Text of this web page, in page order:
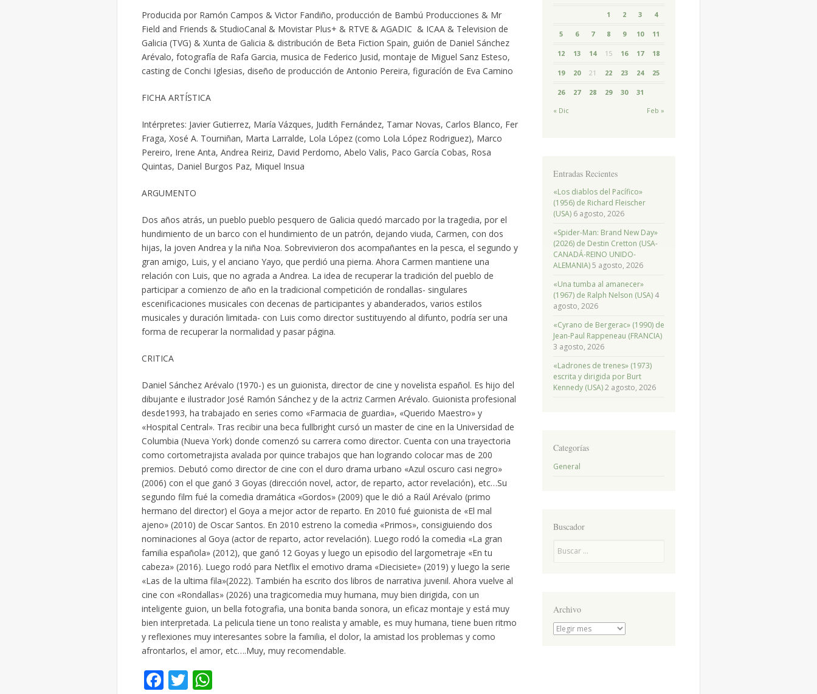
Producida por Ramón Campos & Victor Fandiño, producción de Bambú Producciones & Mr
Field and Friends & StudioCanal & Movistar Plus+ & RTVE & AGADIC & ICAA & Television de
Galicia (TVG) & Xunta de Galicia & distribución de Beta Fiction Spain, guión de Daniel Sánchez
Arévalo, fotografía de Rafa Garcia, musica de Federico Jusid, montaje de Miguel Sanz Esteso,
casting de Conchi Iglesias, diseño de producción de Antonio Pereira, figuracíón de Eva Camino
FICHA ARTÍSTICA
Intérpretes: Javier Gutierrez, María Vázques, Judith Fernández, Tamar Novas, Carlos Blanco, Fer
Fraga, Xosé A. Tourniñan, Marta Larralde, Lola López (como Lola López Rodriguez), Marco
Pereiro, Irene Anta, Andrea Reiriz, David Perdomo, Abelo Valis, Paco García Cobas, Rosa
Quintas, Daniel Burgos Paz, Miquel Insua
ARGUMENTO
Dos años atrás, un pueblo pueblo pesquero de Galicia quedó marcado por la tragedia, por el
hundimiento de un barco con el hundimiento de un patrón, dejando viuda, Carmen, con dos
hijas, la joven Andrea y la niña Noa. Sobrevivieron dos acompañantes en la pesca, el segundo y
gran amigo, Luis, y el anciano Yayo, que perdió una pierna. Ahora Carmen mantiene una
relación con Luis, que no agrada a Andrea. La idea de recuperar la tradición del pueblo de
participar a comienzo de año en la tradicional competición de rondallas- singulares
escenificaciones musicales con decenas de participantes y abanderados, varios estilos
musicales y duración limitada- con Luis como director sustituyendo al difunto, podría ser una
forma de recuperar la normalidad y pasar página.
CRITICA
Daniel Sánchez Arévalo (1970-) es un guionista, director de cine y novelista español. Es hijo del
dibujante e ilustrador José Ramón Sánchez y de la actriz Carmen Arévalo. Guionista profesional
desde1993, ha trabajado en series como «Farmacia de guardia», «Querido Maestro» y
«Hospital Central». Tras recibir una beca fullbright cursó un master de cine en la Universidad de
Columbia (Nueva York) donde comenzó su carrera como director. Cuenta con una trayectoria
como cortometrajista avalada por quince trabajos que han logrando colocar mas de 200
premios. Debutó como director de cine con el duro drama urbano «Azul oscuro casi negro»
(2006) con el que ganó 3 Goyas (dirección novel, actor, de reparto, actor revelación), etc…Su
segundo film fué la comedia dramática «Gordos» (2009) que le dió a Raúl Arévalo (primo
hermano del director) el Goya a mejor actor de reparto. En 2010 fué guionista de «El mal
ajeno» (2010) de Oscar Santos. En 2010 estreno la comedia «Primos», consigiuiendo dos
nominaciones al Goya (actor de reparto, actor revelación). Luego rodó la comedia «La gran
familia española» (2012), que ganó 12 Goyas y luego un episodio del largometraje «En tu
cabeza» (2016). Luego rodó para Netflix el emotivo drama «Diecisiete» (2019) y luego la serie
«Las de la ultima fila»(2022). También ha escrito dos libros de narrativa juvenil. Ahora vuelve al
cine con «Rondallas» (2026) una tragicomedia muy humana, muy bien dirigida, con un
inteligente guion, un bella fotografia, una bonita banda sonora, un eficaz montaje y está muy
bien interpretada. La pelicula tiene un tono realista y amable, es muy humana, tiene buen ritmo
y reflexiones muy interesantes sobre la familia, el dolor, la amistad los problemas y como
afrontarlos, el amor, etc….Muy, muy recomendable.
Facebook
Twitter
« Dic Feb »
1 2 3 4
5 6 7 8 9 10 11
12 13 14 15 16 17 18
19 20 21 22 23 24 25
26 27 28 29 30 31
Entradas Recientes
«Los diablos del Pacífico»
(1956) de Richard Fleischer
(USA) 6 agosto, 2026
«Spider-Man: Brand New Day»
(2026) de Destin Cretton (USA-
CANADÁ-REINO UNIDO-
ALEMANIA) 5 agosto, 2026
«Una tumba al amanecer»
(1967) de Ralph Nelson (USA) 4
agosto, 2026
«Cyrano de Bergerac» (1990) de
Jean-Paul Rappeneau (FRANCIA)
3 agosto, 2026
«Ladrones de trenes» (1973)
escrita y dirigida por Burt
Kennedy (USA) 2 agosto, 2026
Categorías
General
Buscador
Archivo
Archivo